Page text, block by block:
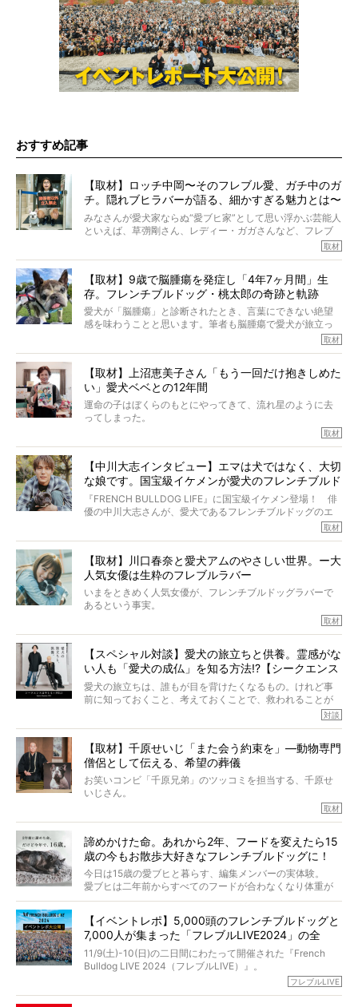
おすすめ記事
【取材】ロッチ中岡〜そのフレブル愛、ガチ中のガ
チ。隠れブヒラバーが語る、細かすぎる魅力とは〜
【前編】
みなさんが愛犬家ならぬ“愛ブヒ家”として思い浮かぶ芸能人
といえば、草彅剛さん、レディー・ガガさんなど、フレブ
ルを飼っている方が多いと思います。が、ロッチ中岡さん
んのインスタグラムを覗くと、たくさんのフレブルアカウ
ントがフォローされていて、わが『FRENCH BULLDOG
LIFE』モデルのnicoやトーラスも、その中の一頭。
そんな中岡さんに、フレブルの魅力を語っていただきまし
た。そのブヒ愛っぷりは、思ってた以上！ ガチ中のガチ
取材
【取材】9歳で脳腫瘍を発症し「4年7ヶ月間」生
存。フレンチブルドッグ・桃太郎の奇跡と軌跡
愛犬が「脳腫瘍」と診断されたとき、言葉にできない絶望
感を味わうことと思います。筆者も脳腫瘍で愛犬が旅立っ
たひとり。だからこそ、どれほど厄介で困難な病気かを理
ところが、フレンチブルドッグの桃太郎は9歳で脳腫瘍を発
症し、なんと4年7ヶ月間も生き抜いたのです。旅立ったと
きの年齢は13歳と11ヶ月、レジェンド級のレジェンドでし
た。さらには、治療後3年間は一度も発作が起きなかったと
いいます。
この事実はフレンチブルドッグだけでなく、脳腫瘍と闘う
太郎のオーナーである佐藤さんご夫婦に、治療の選択やケ
アについて詳しくお話しをうかがいました。
取材
【取材】上沼恵美子さん「もう一回だけ抱きしめた
い」愛犬ベベとの12年間
運命の子はぼくらのもとにやってきて、流れ星のように去
ってしまった。
り添いたいと思う。
その悲しみをいますぐ解消することはできないが、話をき
いて、泣いたり笑ったりするのもいいだろう。
こんな子だった、こんなにいい子だった、ほんとうに愛し
ていたと。
ぼくらは上沼恵美子さんのご自宅へ伺って、お話をきこう
と思った。
取材
【中川大志インタビュー】エマは犬ではなく、大切
な娘です。国宝級イケメンが愛犬のフレンチブルド
ッグと一緒に登場
『FRENCH BULLDOG LIFE』に国宝級イケメン登場！ 俳
優の中川大志さんが、愛犬であるフレンチブルドッグのエ
マちゃん（2歳の女の子）にメロメロとの情報を聞きつけ、
カエピソードが次から次へと飛び出しました。
取材
【取材】川口春奈と愛犬アムのやさしい世界。ー大
人気女優は生粋のフレブルラバー
いまをときめく人気女優が、フレンチブルドッグラバーで
あるという事実。
とりを目の当たりにするほどに、そのフレンチブルドッグ
愛がわたしたちのそれとまったく同じであることに、なん
だかうれしくなってしまったのでした。
春奈さんとアムちゃんのすてきな暮らしを、BUHI編集長の
小西がいつくしみながら、切り取らせていただきます。
取材
【スペシャル対談】愛犬の旅立ちと供養。霊感がな
い人も「愛犬の成仏」を知る方法!?【シークエンス
はやとも×PELI】
愛犬の旅立ちは、誰もが目を背けたくなるもの。けれど事
前に知っておくこと、考えておくことで、救われることが
力をもつお笑い芸人「シークエンスはやとも」さんに、愛
犬の旅立ちや供養についてインタビュー。
インタビュアー兼対談相手は、大の犬好きで心霊分野の知
識にも長けているPELIさん。
「愛犬が旅立ったあと、ベッドやおもちゃはどうすればい
くれる？」
さらには、霊感がない人でも愛犬が成仏したことを知る方
法まで。
お笑い芸人だからこそ暗くなりすぎない、むしろ心がスッ
と軽くなる。
永久保存版のスペシャル対談です！
対談
【取材】千原せいじ「また会う約束を」―動物専門
僧侶として伝える、希望の葬儀
お笑いコンビ「千原兄弟」のツッコミを担当する、千原せ
いじさん。
た。
僧侶としての名は「靖賢（せいけん）」。
当時54歳という年齢にして、なぜ動物専門僧侶という道を
選んだのか。
また、愛犬の旅立ちとどのように向き合うべきなのか。
た。
取材
諦めかけた命。あれから2年、フードを変えたら15
歳の今もお散歩大好きなフレンチブルドッグに！
今日は15歳の愛ブヒと暮らす、編集メンバーの実体験。
愛ブヒは二年前からすべてのフードが合わなくなり体重が
激減。検査をしても異常はなく「年齢のせいですね…」と言
もう諦めるしかないのかな…そんなとき、我が家に届いたの
が「THE fu-do(ザ・フード)」の試食品でした。
そして「THE fu-do(ザ・フード)」を食べつづけて二年、愛
ブヒは15歳になり、今も元気にお散歩をしています。
今回は、二年前の絶望から今までを包み隠さず、時系列で
【イベントレポ】5,000頭のフレンチブルドッグと
7,000人が集まった「フレブルLIVE2024」の全
貌！
11/9(土)-10(日)の二日間にわたって開催された『French
Bulldog LIVE 2024（フレブルLIVE）』。
今年はのべ5,000頭のフレンチブルドッグと7,000人のフレ
フレブルLIVE